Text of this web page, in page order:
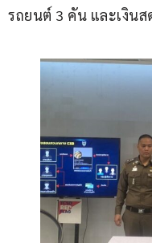
รถยนต์ 3 คัน และเงิน